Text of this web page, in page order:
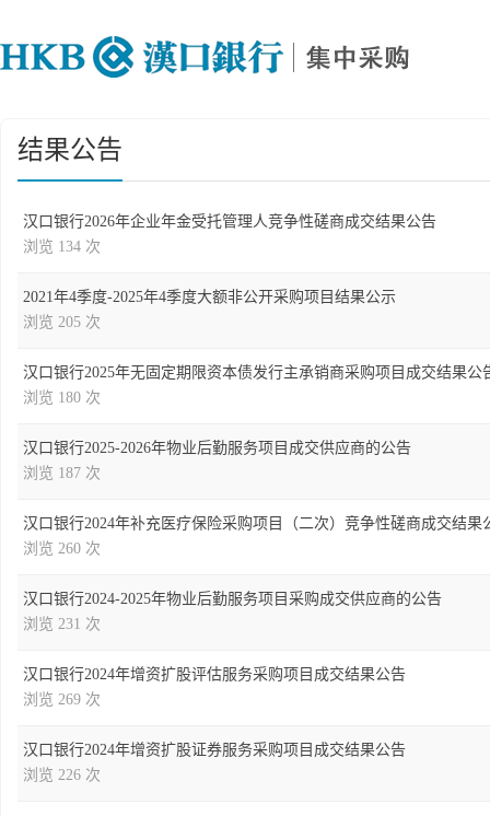
结果公告
汉口银行2026年企业年金受托管理人竞争性磋商成交结果公告
浏览 134 次
2021年4季度-2025年4季度大额非公开采购项目结果公示
浏览 205 次
汉口银行2025年无固定期限资本债发行主承销商采购项目成交结果公
浏览 180 次
汉口银行2025-2026年物业后勤服务项目成交供应商的公告
浏览 187 次
汉口银行2024年补充医疗保险采购项目（二次）竞争性磋商成交结果
浏览 260 次
汉口银行2024-2025年物业后勤服务项目采购成交供应商的公告
浏览 231 次
汉口银行2024年增资扩股评估服务采购项目成交结果公告
浏览 269 次
汉口银行2024年增资扩股证券服务采购项目成交结果公告
浏览 226 次